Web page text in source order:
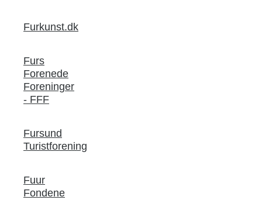
Furkunst.dk
Furs
Forenede
Foreninger
- FFF
Fursund
Turistforening
Fuur
Fondene